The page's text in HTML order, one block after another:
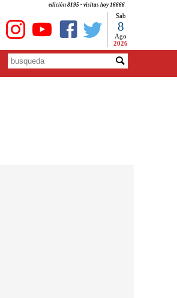
edición 8195 - visitas hoy 16666
Sab
8
Ago
2026